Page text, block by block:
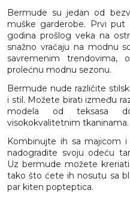
Bermude su jedan od
muške garderobe. Prvi put
godina prošlog veka na
snažno vraćaju na modnu
savremenim trendovima,
prolećnu modnu sezonu.
Bermude nude različite
i stil. Možete birati između
modela od teksasa
visokokvalitetnim tkaninama.
Kombinujte ih sa majicom
nadogradite svoju odeću
Uz bermude možete
tako što ćete ih nosutu sa
par kiten popteptica.